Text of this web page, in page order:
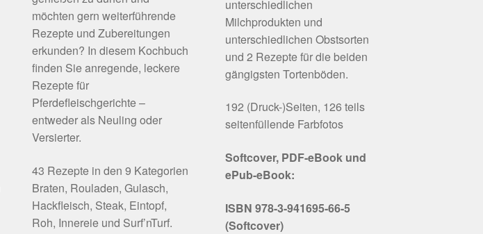
möchten gern weiterführende
Rezepte und Zubereitungen
erkunden? In diesem Kochbuch
finden Sie anregende, leckere
Rezepte für
Pferdefleischgerichte –
entweder als Neuling oder
Versierter.
43 Rezepte in den 9 Kategorien
Braten, Rouladen, Gulasch,
Hackfleisch, Steak, Eintopf,
Roh, Innereie und Surf’nTurf.
unterschiedlichen
Milchprodukten und
unterschiedlichen Obstsorten
und 2 Rezepte für die beiden
gängigsten Tortenböden.
192 (Druck-)Seiten, 126 teils
seitenfüllende Farbfotos
Softcover, PDF-eBook und
ePub-eBook:
ISBN 978-3-941695-66-5
(Softcover)